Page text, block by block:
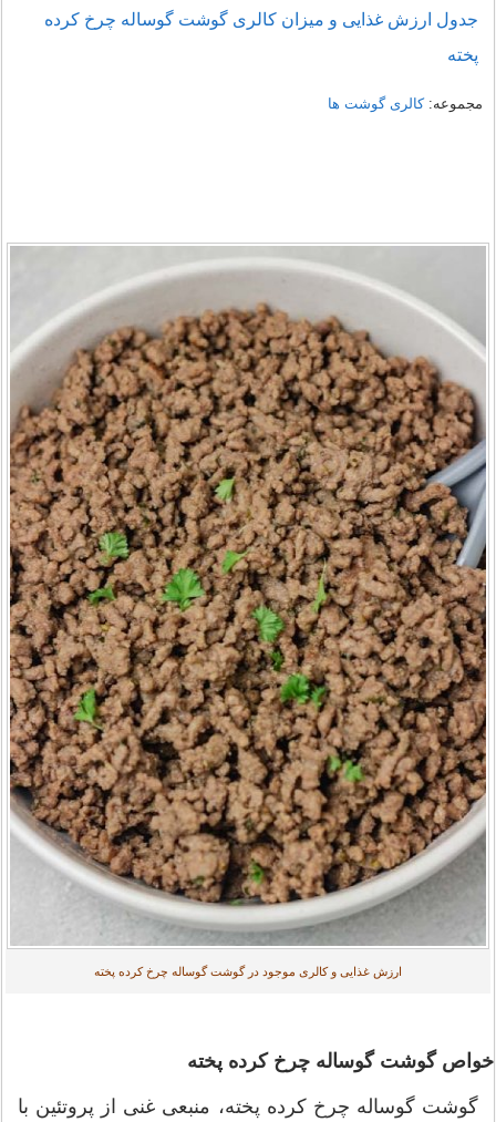
جدول ارزش غذایی و میزان کالری گوشت گوساله چرخ کرده
پخته
مجموعه:کالری گوشت ها
ارزش غذایی و کالری موجود در گوشت گوساله چرخ کرده پخته
خواص گوشت گوساله چرخ کرده پخته
گوشت گوساله چرخ کرده پخته، منبعی غنی از پروتئین با